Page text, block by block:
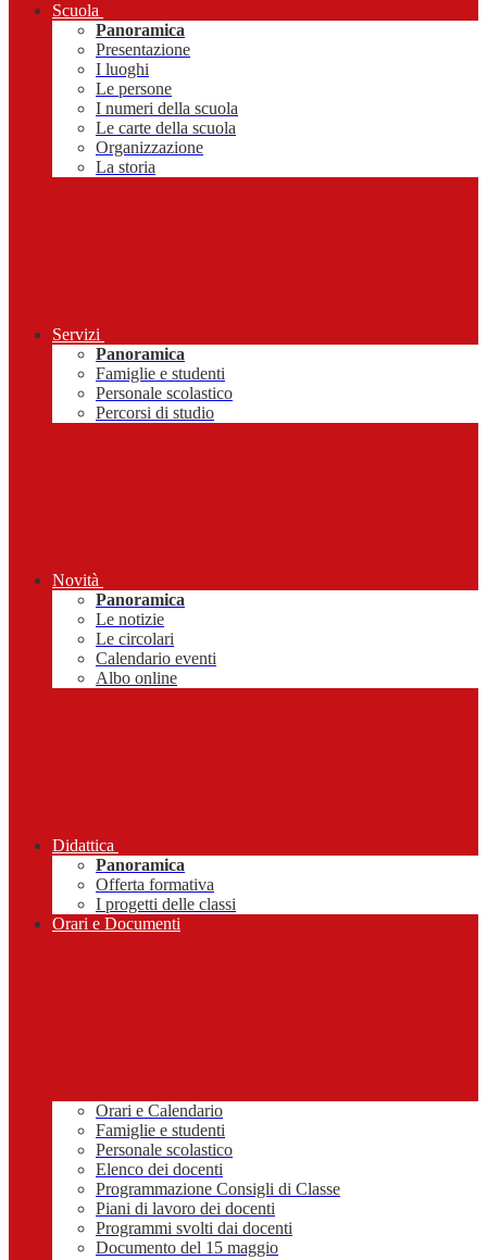
Scuola
Panoramica
Presentazione
I luoghi
Le persone
I numeri della scuola
Le carte della scuola
Organizzazione
La storia
Servizi
Panoramica
Famiglie e studenti
Personale scolastico
Percorsi di studio
Novità
Panoramica
Le notizie
Le circolari
Calendario eventi
Albo online
Didattica
Panoramica
Offerta formativa
I progetti delle classi
Orari e Documenti
Orari e Calendario
Famiglie e studenti
Personale scolastico
Elenco dei docenti
Programmazione Consigli di Classe
Piani di lavoro dei docenti
Programmi svolti dai docenti
Documento del 15 maggio